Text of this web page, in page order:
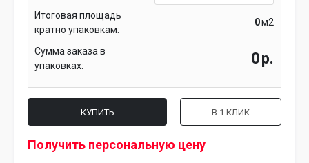
Итоговая площадь
кратно упаковкам:
м2
Сумма заказа в
упаковках:
р.
КУПИТЬ В 1 КЛИК
Получить персональную цену